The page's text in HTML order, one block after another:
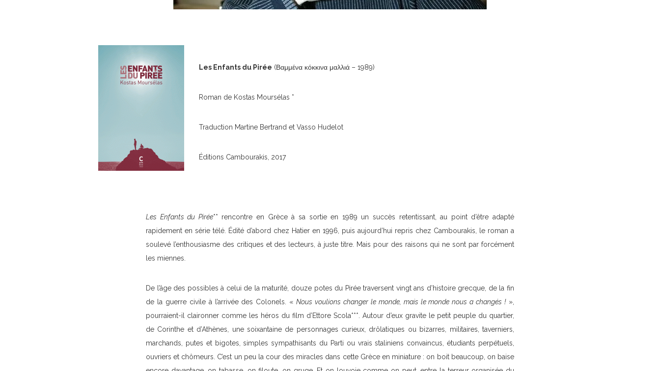
Les Enfants du Pirée (Βαμμένα κόκκινα μαλλιά – 1989)
Roman de Kostas Moursélas *
Traduction Martine Bertrand et Vasso Hudelot
Éditions Cambourakis, 2017
Les Enfants du Pirée** rencontre en Grèce à sa sortie en 1989 un succès retentissant, au point d’être adapté
rapidement en série télé. Édité d’abord chez Hatier en 1996, puis aujourd’hui repris chez Cambourakis, le roman a
soulevé l’enthousiasme des critiques et des lecteurs, à juste titre. Mais pour des raisons qui ne sont par forcément
les miennes.
De l’âge des possibles à celui de la maturité, douze potes du Pirée traversent vingt ans d’histoire grecque, de la fin
de la guerre civile à l’arrivée des Colonels. «Nous voulions changer le monde, mais le monde nous a changés !»,
pourraient-il claironner comme les héros du film d’Ettore Scola***. Autour d’eux gravite le petit peuple du quartier,
de Corinthe et d’Athènes, une soixantaine de personnages curieux, drôlatiques ou bizarres, militaires, taverniers,
marchands, putes et bigotes, simples sympathisants du Parti ou vrais staliniens convaincus, étudiants perpétuels,
ouvriers et chômeurs. C’est un peu la cour des miracles dans cette Grèce en miniature : on boit beaucoup, on baise